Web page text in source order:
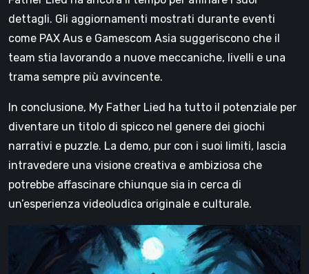
dettagli. Gli aggiornamenti mostrati durante eventi
come PAX Aus e Gamescom Asia suggeriscono che il
team stia lavorando a nuove meccaniche, livelli e una
trama sempre più avvincente.
In conclusione, My Father Lied ha tutto il potenziale per
diventare un titolo di spicco nel genere dei giochi
narrativi e puzzle. La demo, pur con i suoi limiti, lascia
intravedere una visione creativa e ambiziosa che
potrebbe affascinare chiunque sia in cerca di
un’esperienza videoludica originale e culturale.